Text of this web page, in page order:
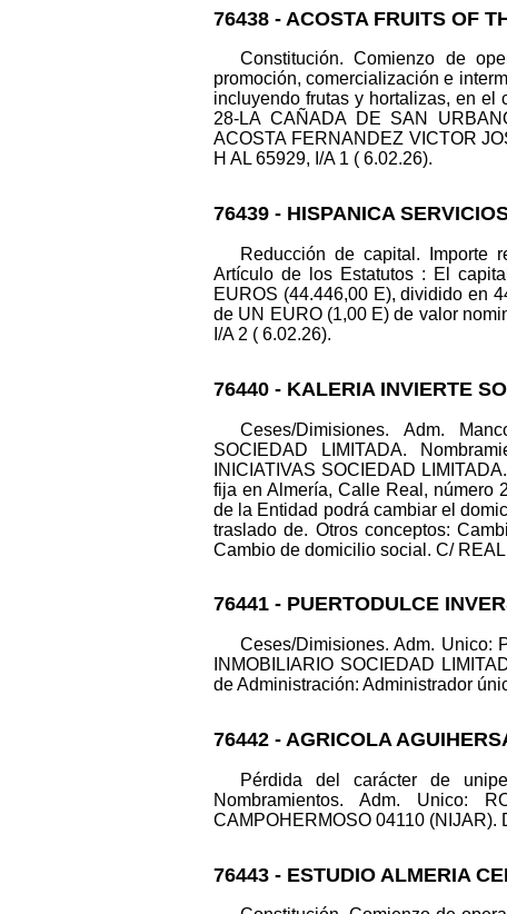
76438 - ACOSTA FRUITS OF
Constitución. Comienzo de
promoción, comercialización e
incluyendo frutas y hortalizas, en el
28-LA CAÑADA DE SAN
ACOSTA FERNANDEZ VICTOR
H AL 65929, I/A 1 ( 6.02.26).
76439 - HISPANICA
Reducción de capital. Importe
Artículo de los Estatutos : El
EUROS (44.446,00 E), dividido en
de UN EURO (1,00 E) de valor
I/A 2 ( 6.02.26).
76440 - KALERIA INVIERTE
Ceses/Dimisiones. Adm.
SOCIEDAD LIMITADA.
INICIATIVAS SOCIEDAD
fija en Almería, Calle Real, número
de la Entidad podrá cambiar el
traslado de. Otros conceptos:
Cambio de domicilio social. C/
76441 - PUERTODULCE
Ceses/Dimisiones. Adm. Unico:
INMOBILIARIO SOCIEDAD
de Administración: Administrador
76442 - AGRICOLA
Pérdida del carácter de
Nombramientos. Adm. Unico:
CAMPOHERMOSO 04110 (NIJAR).
76443 - ESTUDIO ALMERIA